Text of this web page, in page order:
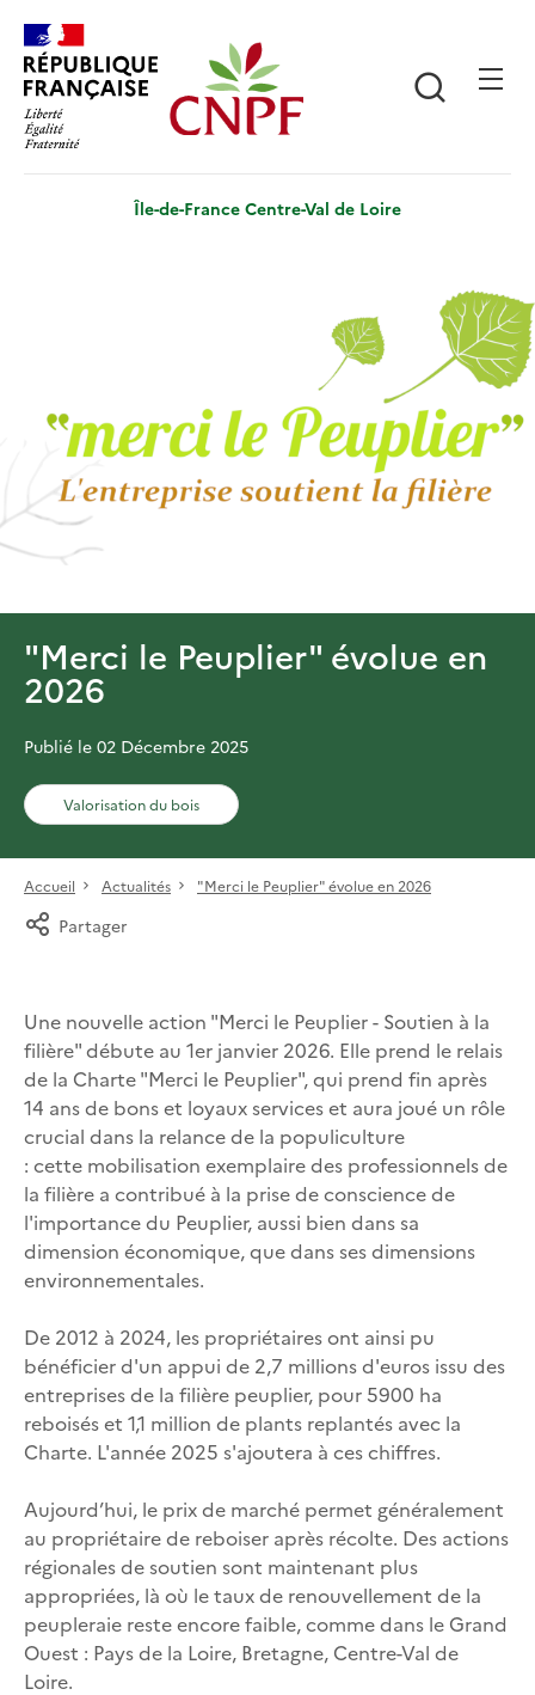
contenu
principal
Île-de-France Centre-Val de Loire
"Merci le Peuplier" évolue en
2026
Publié le 02 Décembre 2025
Valorisation du bois
Accueil Actualités "Merci le Peuplier" évolue en 2026
Partager
Une nouvelle action "Merci le Peuplier - Soutien à la
filière" débute au 1er janvier 2026. Elle prend le relais
de la Charte "Merci le Peuplier", qui prend fin après
14 ans de bons et loyaux services et aura joué un rôle
crucial dans la relance de la populiculture
: cette mobilisation exemplaire des professionnels de
la filière a contribué à la prise de conscience de
l'importance du Peuplier, aussi bien dans sa
dimension économique, que dans ses dimensions
environnementales.
De 2012 à 2024, les propriétaires ont ainsi pu
bénéficier d'un appui de 2,7 millions d'euros issu des
entreprises de la filière peuplier, pour 5900 ha
reboisés et 1,1 million de plants replantés avec la
Charte. L'année 2025 s'ajoutera à ces chiffres.
Aujourd’hui, le prix de marché permet généralement
au propriétaire de reboiser après récolte. Des actions
régionales de soutien sont maintenant plus
appropriées, là où le taux de renouvellement de la
peupleraie reste encore faible, comme dans le Grand
Ouest : Pays de la Loire, Bretagne, Centre-Val de
Loire.